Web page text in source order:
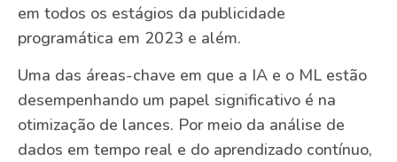
em todos os estágios da publicidade
programática em 2023 e além.
Uma das áreas-chave em que a IA e o ML estão
desempenhando um papel significativo é na
otimização de lances. Por meio da análise de
dados em tempo real e do aprendizado contínuo,